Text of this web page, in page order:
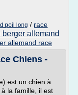
poil long / race
berger allemand
allemand race
Chiens -
est un chien à
la famille, il est